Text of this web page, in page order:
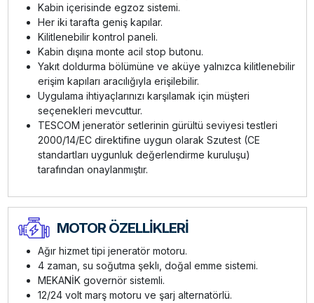
Kabin içerisinde egzoz sistemi.
Her iki tarafta geniş kapılar.
Kilitlenebilir kontrol paneli.
Kabin dışına monte acil stop butonu.
Yakıt doldurma bölümüne ve aküye yalnızca kilitlenebilir
erişim kapıları aracılığıyla erişilebilir.
Uygulama ihtiyaçlarınızı karşılamak için müşteri
seçenekleri mevcuttur.
TESCOM jeneratör setlerinin gürültü seviyesi testleri
2000/14/EC direktifine uygun olarak Szutest (CE
standartları uygunluk değerlendirme kuruluşu)
tarafından onaylanmıştır.
MOTOR ÖZELLİKLERİ
Ağır hizmet tipi jeneratör motoru.
4 zaman, su soğutma şeklı, doğal emme sistemi.
MEKANİK governör sistemli.
12/24 volt marş motoru ve şarj alternatörlü.